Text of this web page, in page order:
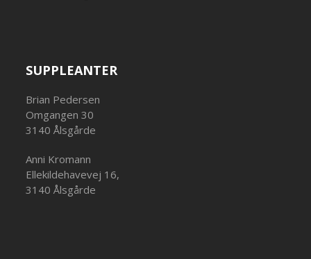
SUPPLEANTER
Brian Pedersen
Omgangen 30
3140 Ålsgårde
Anni Kromann
Ellekildehavevej 16,
3140 Ålsgårde